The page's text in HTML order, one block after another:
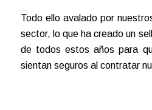
Todo ello avalado por
sector, lo que ha creado un
de todos estos años para
sientan seguros al contratar